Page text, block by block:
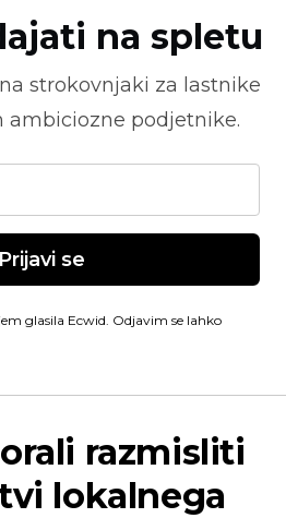
na spletu
strokovnjaki za lastnike
ambiciozne podjetnike.
Prijavi se
glasila Ecwid. Odjavim se lahko
razmisliti
lokalnega